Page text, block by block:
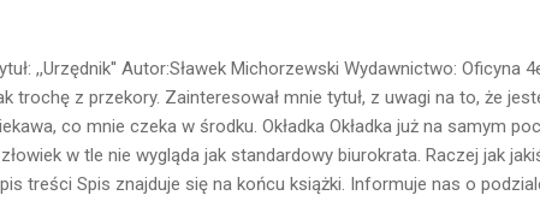
,,Urzędnik'' Autor:Sławek Michorzewski Wydawnictwo: Oficyna
trochę z przekory. Zainteresował mnie tytuł, z uwagi na to, że
co mnie czeka w środku. Okładka Okładka już na samym
w tle nie wygląda jak standardowy biurokrata. Raczej jak
treści Spis znajduje się na końcu książki. Informuje nas o